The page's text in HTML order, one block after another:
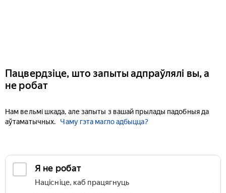
Пацвердзіце, што запыты адпраўлялі вы, а
не робат
Нам вельмі шкада, але запыты з вашай прылады падобныя да
аўтаматычных.
Чаму гэта магло адбыцца?
Я не робат
Націсніце, каб працягнуць